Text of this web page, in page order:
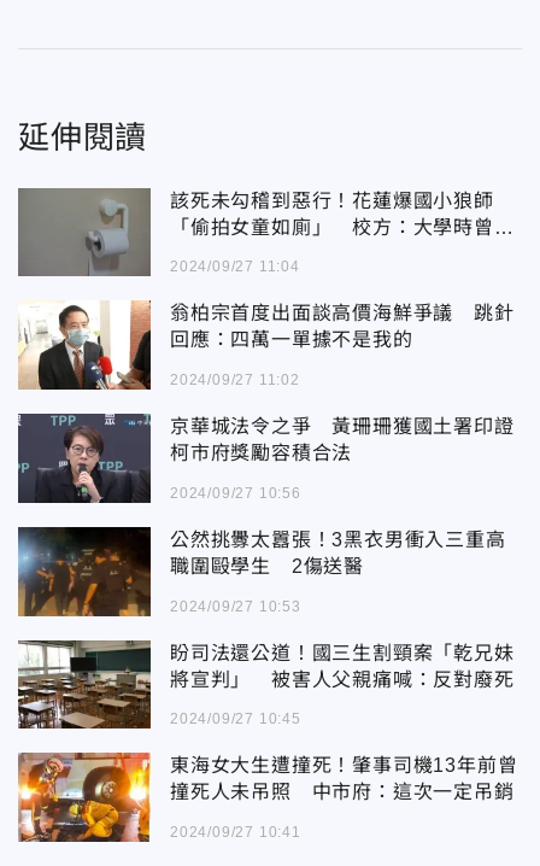
延伸閱讀
該死未勾稽到惡行！花蓮爆國小狼師
「偷拍女童如廁」 校方：大學時曾涉
2024/09/27 11:04
翁柏宗首度出面談高價海鮮爭議 跳針
回應：四萬一單據不是我的
2024/09/27 11:02
京華城法令之爭 黃珊珊獲國土署印證
柯市府獎勵容積合法
2024/09/27 10:56
公然挑釁太囂張！3黑衣男衝入三重高
職圍毆學生 2傷送醫
2024/09/27 10:53
盼司法還公道！國三生割頸案「乾兄妹
將宣判」 被害人父親痛喊：反對廢死
2024/09/27 10:45
東海女大生遭撞死！肇事司機13年前曾
撞死人未吊照 中市府：這次一定吊銷
2024/09/27 10:41